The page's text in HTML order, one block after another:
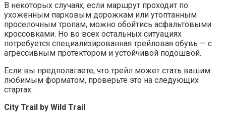
В некоторых случаях, если маршрут проходит по
ухоженным парковым дорожкам или утоптанным
проселочным тропам, можно обойтись асфальтовыми
кроссовками. Но во всех остальных ситуациях
потребуется специализированная трейловая обувь — с
агрессивным протектором и устойчивой подошвой.
Если вы предполагаете, что трейл может стать вашим
любимым форматом, проверьте это на следующих
стартах:
City Trail by Wild Trail